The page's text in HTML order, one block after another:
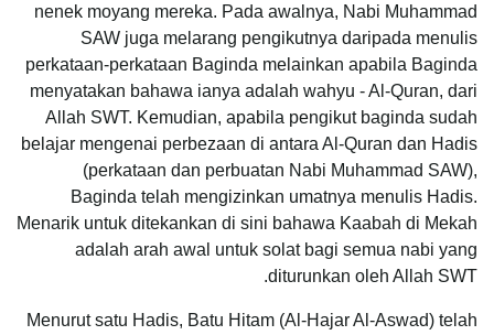
nenek moyang mereka. Pada awalnya, Nabi Muhammad
SAW juga melarang pengikutnya daripada menulis
perkataan-perkataan Baginda melainkan apabila Baginda
menyatakan bahawa ianya adalah wahyu - Al-Quran, dari
Allah SWT. Kemudian, apabila pengikut baginda sudah
belajar mengenai perbezaan di antara Al-Quran dan Hadis
(perkataan dan perbuatan Nabi Muhammad SAW),
Baginda telah mengizinkan umatnya menulis Hadis.
Menarik untuk ditekankan di sini bahawa Kaabah di Mekah
adalah arah awal untuk solat bagi semua nabi yang
diturunkan oleh Allah SWT.
Menurut satu Hadis, Batu Hitam (Al-Hajar Al-Aswad) telah